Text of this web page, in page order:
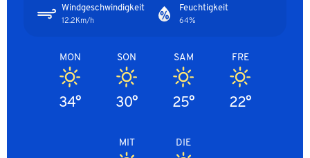
Feuchtigkeit
64%
Windgeschwindigkeit
12.2Km/h
FRE
22°
SAM
25°
SON
30°
MON
34°
DIE
MIT